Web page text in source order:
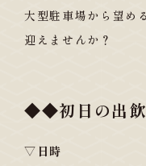
大型駐車場から望め
迎えませんか？
◆◆初日の出
▽日時